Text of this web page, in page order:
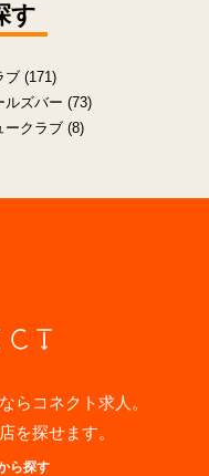
す
ブ (171)
ルズバー (73)
ークラブ (8)
らコネクト求人。
を探せます。
ら探す